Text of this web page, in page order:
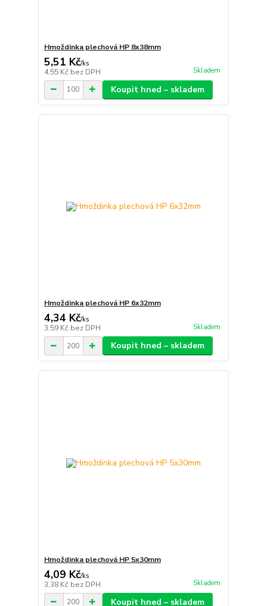
Hmoždinka plechová HP 8x38mm
5,51 Kč/ks
4,55 Kč bez DPH Skladem
Koupit hned – skladem
Hmoždinka plechová HP 6x32mm
4,34 Kč/ks
3,59 Kč bez DPH Skladem
Koupit hned – skladem
Hmoždinka plechová HP 5x30mm
4,09 Kč/ks
3,38 Kč bez DPH Skladem
Koupit hned – skladem